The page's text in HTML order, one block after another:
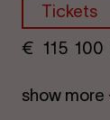
Tickets
€
115
show more